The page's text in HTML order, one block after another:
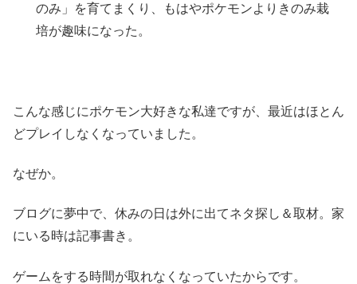
のみ」を育てまくり、もはやポケモンよりきのみ栽
培が趣味になった。
こんな感じにポケモン大好きな私達ですが、最近はほとん
どプレイしなくなっていました。
なぜか。
ブログに夢中で、休みの日は外に出てネタ探し＆取材。家
にいる時は記事書き。
ゲームをする時間が取れなくなっていたからです。